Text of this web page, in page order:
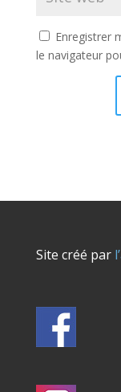
Enregistrer
le navigateur
Site créé par